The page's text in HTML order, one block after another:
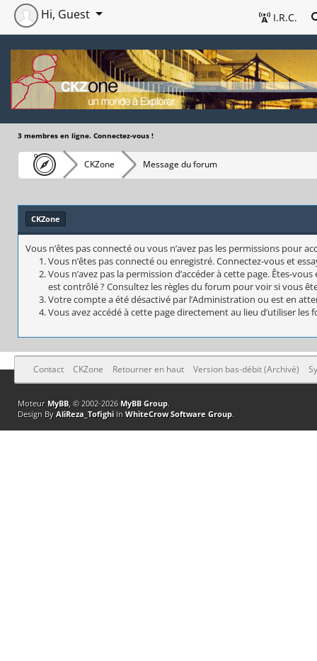
I.R.C.
Hi, Guest
3 membres en ligne. Connectez-vous !
CKZone Message du forum
CKZone
Vous n’êtes pas connecté ou vous n’avez pas les permissions pour
Vous n’êtes pas connecté ou enregistré. Connectez-vous et
Vous n’avez pas la permission d’accéder à cette page. Êtes-
est contrôlé ? Consultez les règles du forum pour voir si vous
Votre compte a été désactivé par l’Administration ou est en
Vous avez accédé à cette page directement au lieu d’utiliser
Contact CKZone Retourner en haut Version bas-débit (Archivé)
Moteur MyBB, © 2002-2026 MyBB Group.
Design By AliReza_TofighiIn WhiteCrow Software Group.